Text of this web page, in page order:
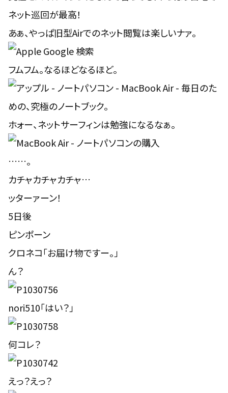
ネット巡回が最高！
あぁ、やっぱ旧型Airでのネット閲覧は楽しいナァ。
フムフム。なるほどなるほど。
ホォー、ネットサーフィンは勉強になるなぁ。
……。
カチャカチャカチャ…
ッターァーン！
5日後
ピンポーン
クロネコ「お届け物ですー。 」
ん？
nori510「はい？ 」
何コレ？
えっ？えっ？